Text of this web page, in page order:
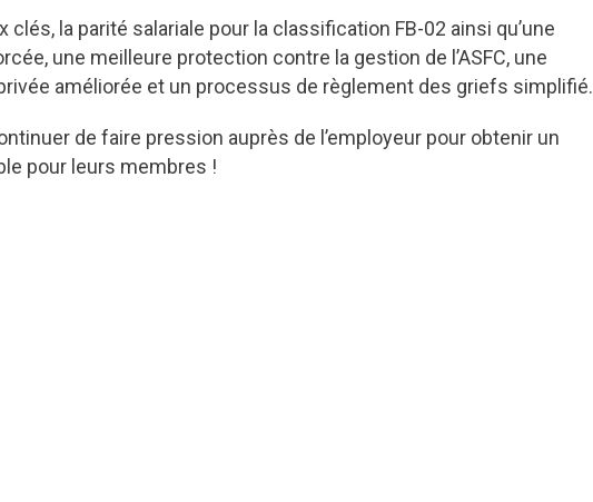
clés, la parité salariale pour la classification FB-02 ainsi qu’une
une meilleure protection contre la gestion de l’ASFC, une
améliorée et un processus de règlement des griefs simplifié.
de faire pression auprès de l’employeur pour obtenir un
pour leurs membres !